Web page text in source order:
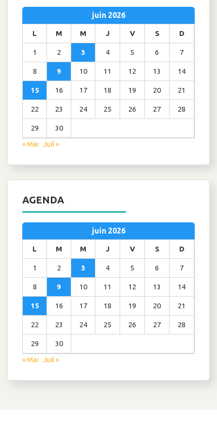
juin 2026
L M M J V S D
1 2 3 4 5 6 7
8 9 10 11 12 13 14
15 16 17 18 19 20 21
22 23 24 25 26 27 28
29
30
« Mai Juil »
AGENDA
juin 2026
L M M J V S D
1 2 3 4 5 6 7
8 9 10 11 12 13 14
15 16 17 18 19 20 21
22 23 24 25 26 27 28
29
30
« Mai Juil »